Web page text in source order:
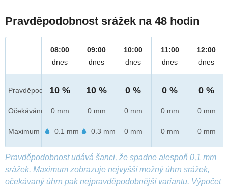
Pravděpodobnost srážek na 48 hodin
Pravděpod.
Očekáváno
Maximum
08:00
dnes
10 %
0 mm
0.1 mm
09:00
dnes
10 %
0 mm
0.3 mm
10:00
dnes
0 %
0 mm
0 mm
11:00
dnes
0 %
0 mm
0 mm
12:00
dnes
0 %
0 mm
0 mm
Pravděpodobnost udává šanci, že spadne alespoň 0,1 mm
srážek. Maximum zobrazuje nejvyšší možný úhrn srážek,
očekávaný úhrn pak nejpravděpodobnější variantu. Výpočet